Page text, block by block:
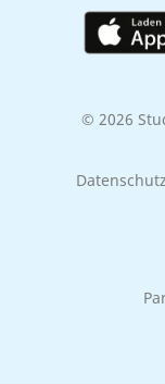
© 2026
Datenschutz